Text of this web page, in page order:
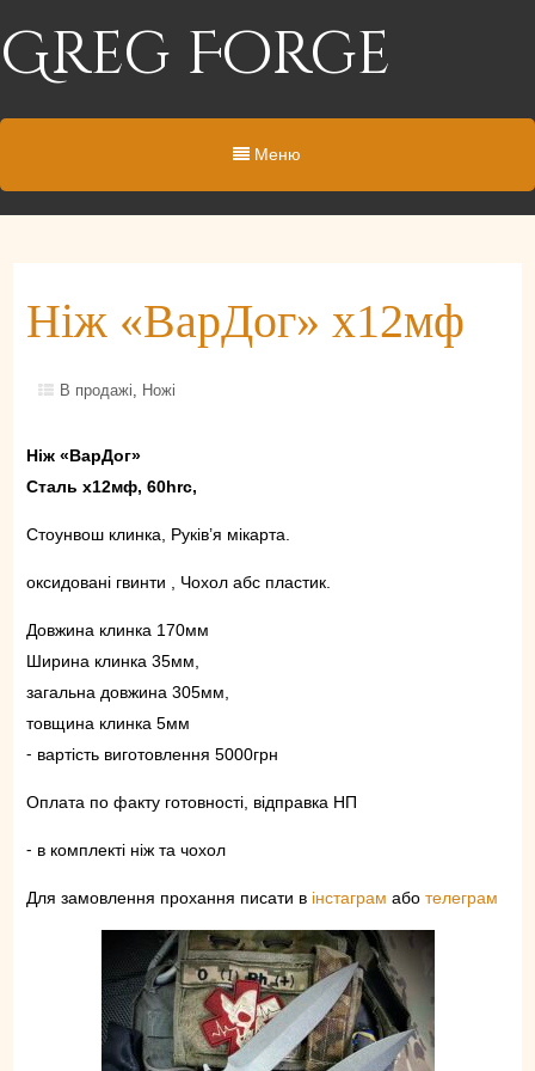
Greg Forge
Меню
Ніж «ВарДог» х12мф
В продажі Ножі
Ніж «ВарДог»
Сталь х12мф, 60hrc,
Стоунвош клинка, Руків’я мікарта.
оксидовані гвинти , Чохол абс пластик.
Довжина клинка 170мм
Ширина клинка 35мм,
загальна довжина 305мм,
товщина клинка 5мм
⁃ вартість виготовлення 5000грн
Оплата по факту готовності, відправка НП
⁃ в комплекті ніж та чохол
Для замовлення прохання писати в інстаграм або телеграм